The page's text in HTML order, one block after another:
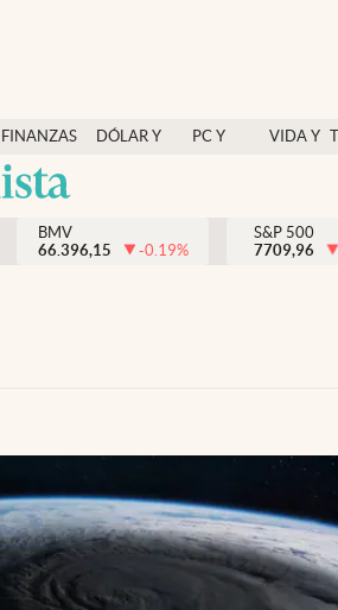
FINANZAS
Y
ECONOMÍA
DÓLAR Y
PC Y
VIDA Y
México
BMV
66.396,15
-0.19%
S&P 500
7709,96